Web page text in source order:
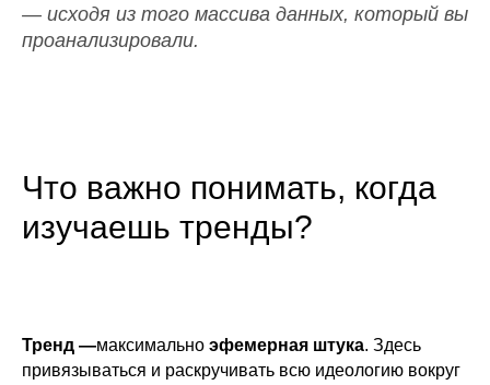
— исходя из того массива данных, который вы
проанализировали.
Что важно понимать, когда
изучаешь тренды?
Тренд —максимально эфемерная штука. Здесь
привязываться и раскручивать всю идеологию вокруг